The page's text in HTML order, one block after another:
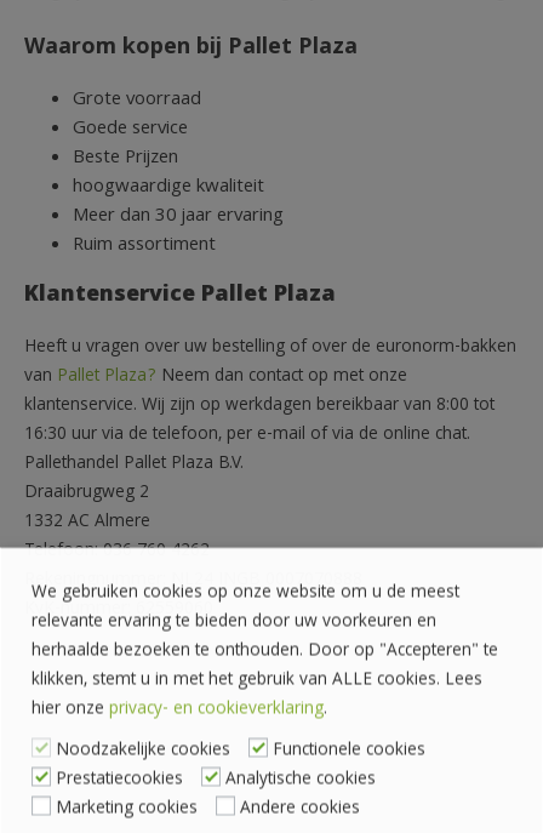
Waarom kopen bij Pallet Plaza
Grote voorraad
Goede service
Beste Prijzen
hoogwaardige kwaliteit
Meer dan 30 jaar ervaring
Ruim assortiment
Klantenservice Pallet Plaza
Heeft u vragen over uw bestelling of over de euronorm-bakken
van Pallet Plaza? Neem dan contact op met onze
klantenservice. Wij zijn op werkdagen bereikbaar van 8:00 tot
16:30 uur via de telefoon, per e-mail of via de online chat.
Pallethandel Pallet Plaza B.V.
Draaibrugweg 2
1332 AC Almere
Telefoon: 036 760 4262
Rekeningnummer: NL24 INGB 0007070888
KvK-nummer: 62559060
We gebruiken cookies op onze website om u de meest
relevante ervaring te bieden door uw voorkeuren en
herhaalde bezoeken te onthouden. Door op "Accepteren" te
klikken, stemt u in met het gebruik van ALLE cookies. Lees
hier onze privacy- en cookieverklaring.
Noodzakelijke cookies
Functionele cookies
Prestatiecookies
Analytische cookies
Marketing cookies
Andere cookies